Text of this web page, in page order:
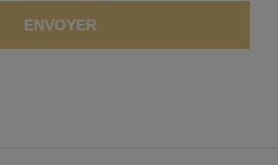
ENVOYER